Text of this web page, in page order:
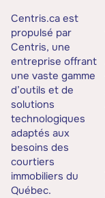
Centris.ca est
propulsé par
Centris, une
entreprise offrant
une vaste gamme
d’outils et de
solutions
technologiques
adaptés aux
besoins des
courtiers
immobiliers du
Québec.